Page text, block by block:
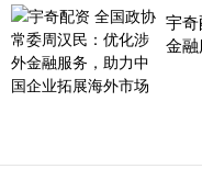
宇
金